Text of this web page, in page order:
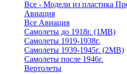
Все - Модели из пластика
Авиация
Все Авиация
Самолеты до 1918г. (1МВ)
Самолеты 1919-1938г.
Самолеты 1939-1945г. (2МВ)
Самолеты после 1946г.
Вертолеты